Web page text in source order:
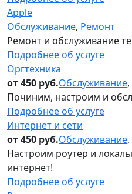
Apple
Обслуживание, Ремонт
Ремонт и обслуживание
Подробнее об услуге
Оргтехника
от 450 руб.Обслуживание,
Починим, настроим и
Подробнее об услуге
Интернет и сети
от 450 руб.Обслуживание,
Настроим роутер и
интернет!
Подробнее об услуге